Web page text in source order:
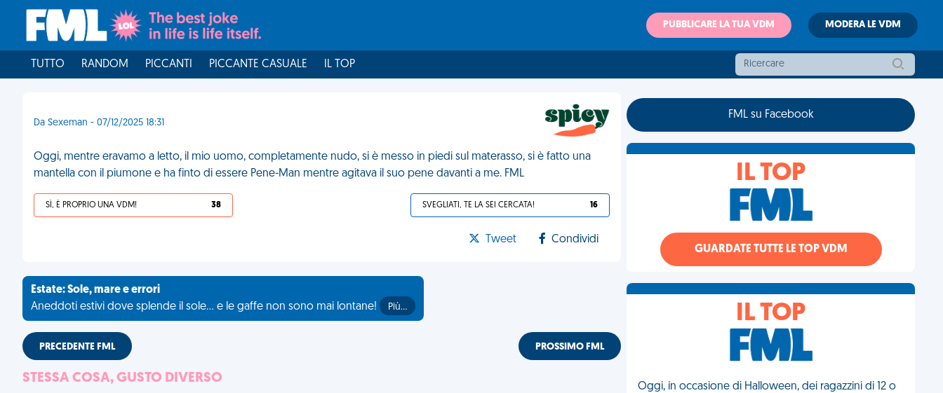
PUBBLICARE LA TUA VDM MODERA LE VDM
TUTTO RANDOM PICCANTI PICCANTE CASUALE IL TOP
Da Sexeman - 07/12/2025 18:31
Oggi, mentre eravamo a letto, il mio uomo, completamente nudo, si è messo in piedi sul materasso, si è fatto una
mantella con il piumone e ha finto di essere Pene-Man mentre agitava il suo pene davanti a me. FML
SÌ, È PROPRIO UNA VDM! 38 SVEGLIATI, TE LA SEI CERCATA! 16
Tweet Condividi
Estate: Sole, mare e errori
Aneddoti estivi dove splende il sole... e le gaffe non sono mai lontane!
Più…
PRECEDENTE FML PROSSIMO FML
STESSA COSA, GUSTO DIVERSO
FML su Facebook
IL TOP
GUARDATE TUTTE LE TOP VDM
IL TOP
Oggi, in occasione di Halloween, dei ragazzini di 12 o